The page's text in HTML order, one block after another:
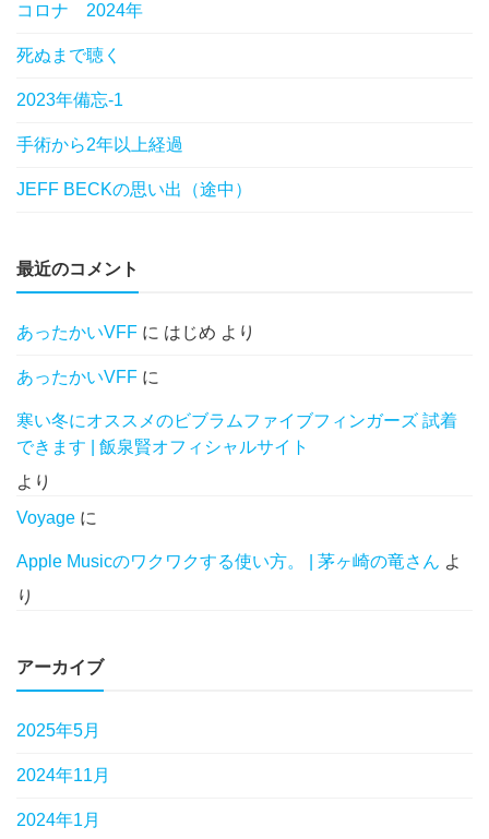
コロナ 2024年
死ぬまで聴く
2023年備忘-1
手術から2年以上経過
JEFF BECKの思い出（途中）
最近のコメント
あったかいVFF に はじめ より
あったかいVFF に
寒い冬にオススメのビブラムファイブフィンガーズ 試着
できます | 飯泉賢オフィシャルサイト
より
Voyage に
Apple Musicのワクワクする使い方。 | 茅ヶ崎の竜さん よ
り
アーカイブ
2025年5月
2024年11月
2024年1月